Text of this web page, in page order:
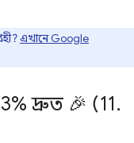
এখানে Google
দ্রুত 🎉 (11.